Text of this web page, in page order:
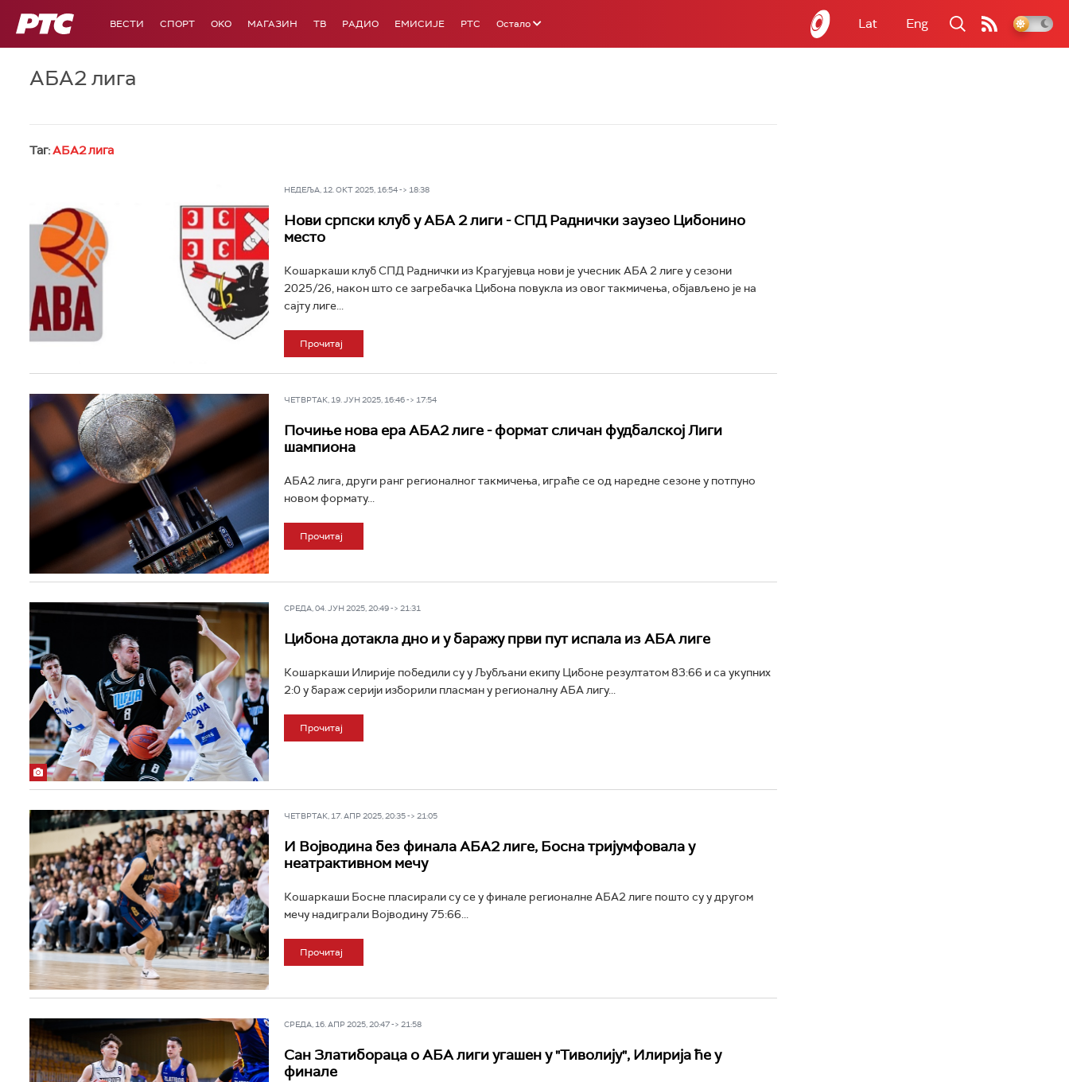
РТС ВЕСТИ СПОРТ OKO МАГАЗИН ТВ РАДИО ЕМИСИЈЕ РТС Остало Lat Eng
АБА2 лига
Таг:АБА2 лига
НЕДЕЉА, 12. ОКТ 2025, 16:54 -> 18:38
Нови српски клуб у АБА 2 лиги - СПД Раднички заузео Цибонино
место
Кошаркаши клуб СПД Раднички из Крагујевца нови је учесник АБА 2 лиге у сезони
2025/26, након што се загребачка Цибона повукла из овог такмичења, објављено је на
сајту лиге...
Прочитај
ЧЕТВРТАК, 19. ЈУН 2025, 16:46 -> 17:54
Почиње нова ера АБА2 лиге - формат сличан фудбалској Лиги
шампиона
АБА2 лига, други ранг регионалног такмичења, играће се од наредне сезоне у потпуно
новом формату...
Прочитај
СРЕДА, 04. ЈУН 2025, 20:49 -> 21:31
Цибона дотакла дно и у баражу први пут испала из АБА лиге
Кошаркаши Илирије победили су у Љубљани екипу Цибоне резултатом 83:66 и са укупних
2:0 у бараж серији изборили пласман у регионалну АБА лигу...
Прочитај
ЧЕТВРТАК, 17. АПР 2025, 20:35 -> 21:05
И Војводина без финала АБА2 лиге, Босна тријумфовала у
неатрактивном мечу
Кошаркаши Босне пласирали су се у финале регионалне АБА2 лиге пошто су у другом
мечу надиграли Војводину 75:66...
Прочитај
СРЕДА, 16. АПР 2025, 20:47 -> 21:58
Сан Златибораца о АБА лиги угашен у "Тиволију", Илирија ће у
финале